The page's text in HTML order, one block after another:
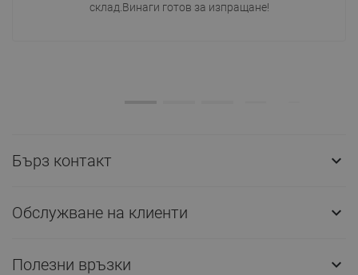
склад.Винаги готов за изпращане!
Бърз контакт 
Обслужване на клиенти 
Полезни връзки 